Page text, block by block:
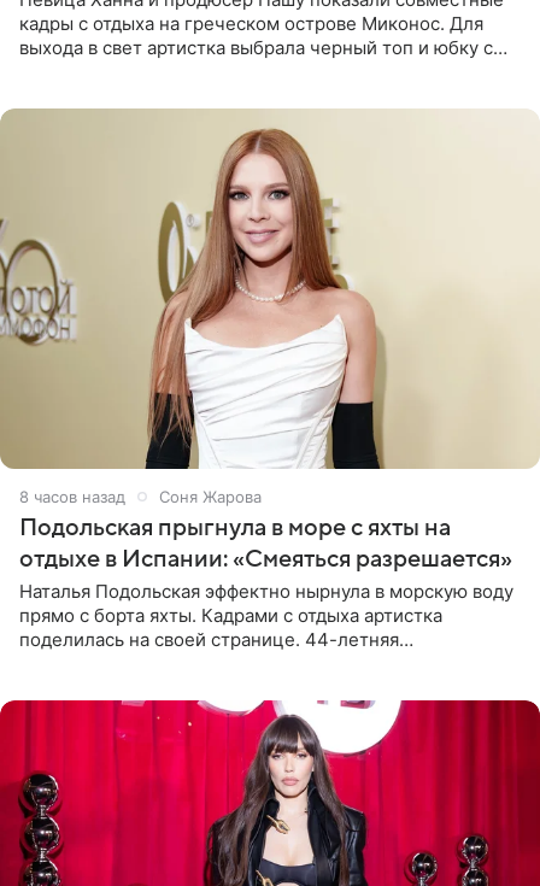
кадры с отдыха на греческом острове Миконос. Для
выхода в свет артистка выбрала черный топ и юбку с
8 часов назад Соня Жарова
Подольская прыгнула в море с яхты на
отдыхе в Испании: «Смеяться разрешается»
Наталья Подольская эффектно нырнула в морскую воду
прямо с борта яхты. Кадрами с отдыха артистка
поделилась на своей странице. 44-летняя